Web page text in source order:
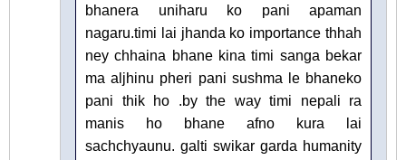
bhanera uniharu ko pani apaman
nagaru.timi lai jhanda ko importance thhah
ney chhaina bhane kina timi sanga bekar
ma aljhinu pheri pani sushma le bhaneko
pani thik ho .by the way timi nepali ra
manis ho bhane afno kura lai
sachchyaunu. galti swikar garda humanity